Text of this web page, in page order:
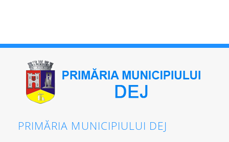
PRIMĂRIA MUNICIPIULUI DEJ